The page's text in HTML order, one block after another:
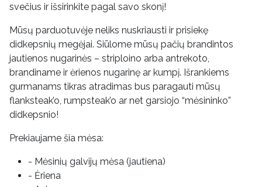
svečius ir išsirinkite pagal savo skonį!
Mūsų parduotuvėje neliks nuskriausti ir prisiekę
didkepsnių megėjai. Siūlome mūsų pačių brandintos
jautienos nugarinės – striploino arba antrekoto,
brandiname ir ėrienos nugarinę ar kumpį. Išrankiems
gurmanams tikras atradimas bus paragauti mūsų
flanksteak’o, rumpsteak’o ar net garsiojo “mėsininko”
didkepsnio!
Prekiaujame šia mėsa:
- Mėsinių galvijų mėsa (jautiena)
- Ėriena